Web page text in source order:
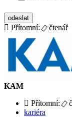
odeslat
Přítomní: čtenář
KAM
Přítomní:
kariéra